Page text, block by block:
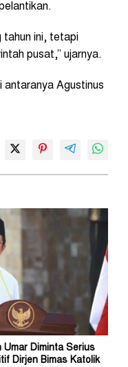
tahun ini, tetapi
pusat,” ujarnya.
antaranya Agustinus
Umar Diminta Serius
Dirjen Bimas Katolik